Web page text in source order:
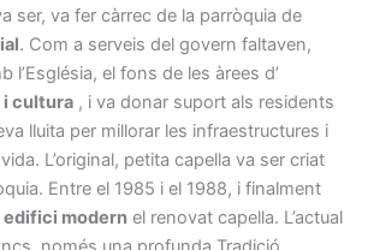
ser, va fer càrrec de la parròquia de
. Com a serveis del govern faltaven,
l’Església, el fons de les àrees d’
i cultura , i va donar suport als residents
lluita per millorar les infraestructures i
L’original, petita capella va ser criat
Entre el 1985 i el 1988, i finalment
edifici modern el renovat capella. L’actual